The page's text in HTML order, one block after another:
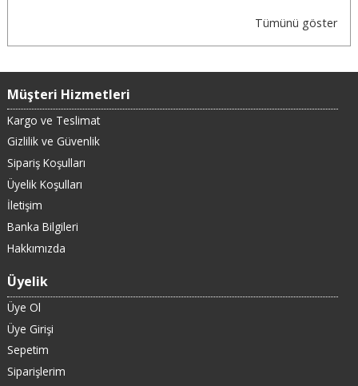
Tümünü göster
Müşteri Hizmetleri
Kargo ve Teslimat
Gizlilik ve Güvenlik
Sipariş Koşulları
Üyelik Koşulları
İletişim
Banka Bilgileri
Hakkımızda
Üyelik
Üye Ol
Üye Girişi
Sepetim
Siparişlerim